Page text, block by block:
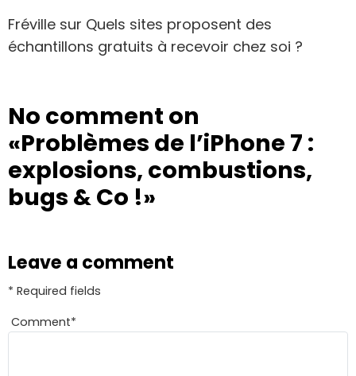
Fréville sur Quels sites proposent des
échantillons gratuits à recevoir chez soi ?
No comment on
«Problèmes de l’iPhone 7 :
explosions, combustions,
bugs & Co !»
Leave a comment
* Required fields
Comment*